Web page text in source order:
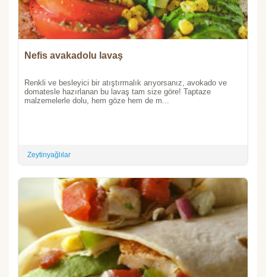
Nefis avakadolu lavaş
Renkli ve besleyici bir atıştırmalık arıyorsanız, avokado ve
domatesle hazırlanan bu lavaş tam size göre! Taptaze
malzemelerle dolu, hem göze hem de m...
Zeytinyağlılar